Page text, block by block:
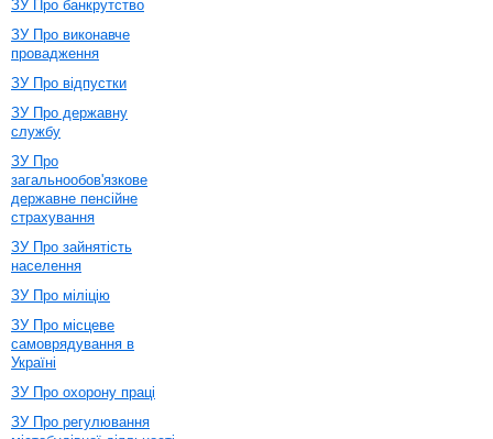
ЗУ Про банкрутство
ЗУ Про виконавче
провадження
ЗУ Про відпустки
ЗУ Про державну
службу
ЗУ Про
загальнообов'язкове
державне пенсійне
страхування
ЗУ Про зайнятість
населення
ЗУ Про міліцію
ЗУ Про місцеве
самоврядування в
Україні
ЗУ Про охорону праці
ЗУ Про регулювання